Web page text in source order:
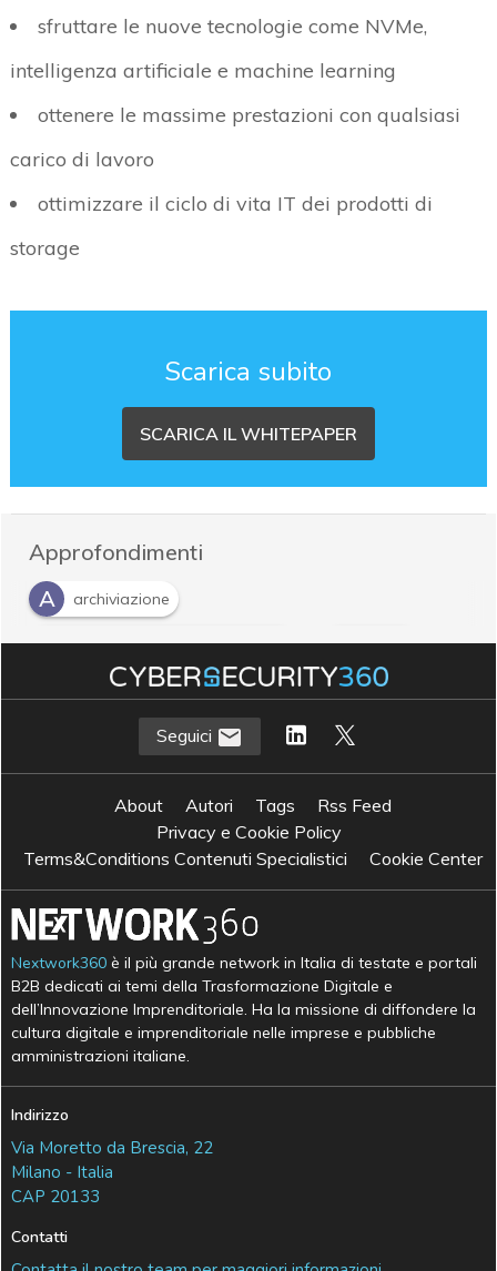
sfruttare le nuove tecnologie come NVMe,
intelligenza artificiale e machine learning
ottenere le massime prestazioni con qualsiasi
carico di lavoro
ottimizzare il ciclo di vita IT dei prodotti di
storage
Scarica subito
SCARICA IL WHITEPAPER
Approfondimenti
A
archiviazione
N Non-Volatile Memory Express N NVMe
storage T trasformazione digitale
Seguici
About Autori Tags
Rss Feed
Privacy e Cookie Policy
Terms&Conditions Contenuti Specialistici
Cookie Center
Nextwork360 è il più grande network in Italia di testate e portali
B2B dedicati ai temi della Trasformazione Digitale e
dell’Innovazione Imprenditoriale. Ha la missione di diffondere la
cultura digitale e imprenditoriale nelle imprese e pubbliche
amministrazioni italiane.
Indirizzo
Via Moretto da Brescia, 22
Milano - Italia
CAP 20133
Contatti